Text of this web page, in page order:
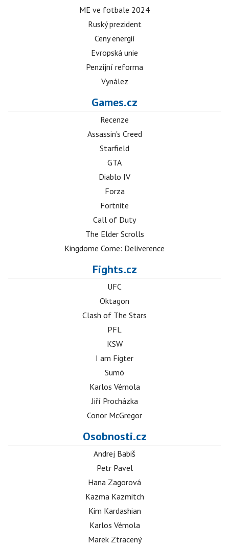
ME ve fotbale 2024
Ruský prezident
Ceny energií
Evropská unie
Penzijní reforma
Vynález
Games.cz
Recenze
Assassin's Creed
Starfield
GTA
Diablo IV
Forza
Fortnite
Call of Duty
The Elder Scrolls
Kingdome Come: Deliverence
Fights.cz
UFC
Oktagon
Clash of The Stars
PFL
KSW
I am Figter
Sumó
Karlos Vémola
Jiří Procházka
Conor McGregor
Osobnosti.cz
Andrej Babiš
Petr Pavel
Hana Zagorová
Kazma Kazmitch
Kim Kardashian
Karlos Vémola
Marek Ztracený